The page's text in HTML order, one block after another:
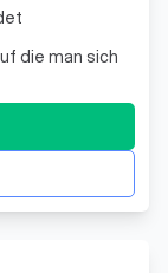
die man sich